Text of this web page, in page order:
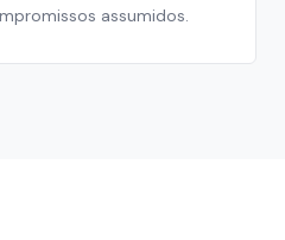
assumidos.